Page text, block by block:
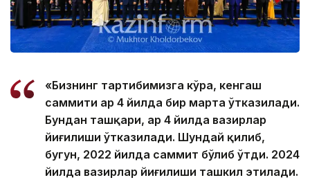
«Бизнинг тартибимизга кўра, кенгаш
саммити ҳар 4 йилда бир марта ўтказилади.
Бундан ташқари, ҳар 4 йилда вазирлар
йиғилиши ўтказилади. Шундай қилиб,
бугун, 2022 йилда саммит бўлиб ўтди. 2024
йилда вазирлар йиғилиши ташкил этилади.